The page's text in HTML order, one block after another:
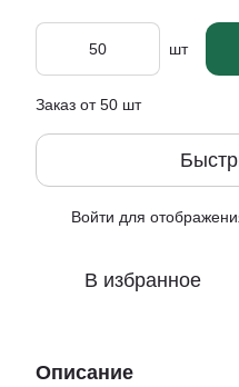
шт
Заказ от 50 шт
Войти для
В избранное
Описание